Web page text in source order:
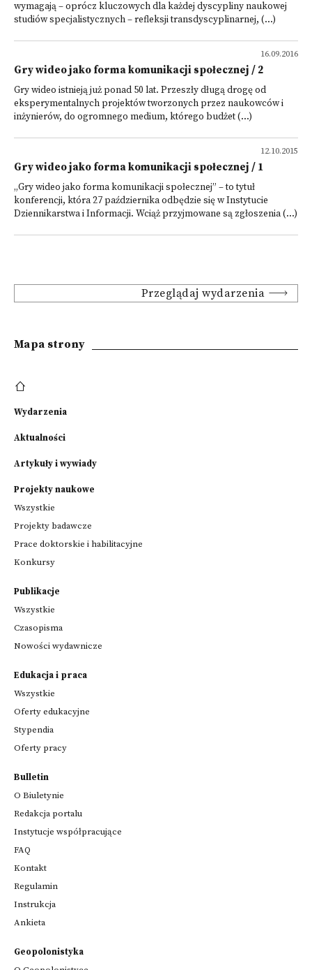
wymagają – oprócz kluczowych dla każdej dyscypliny naukowej
studiów specjalistycznych – refleksji transdyscyplinarnej, (...)
16.09.2016
Gry wideo jako forma komunikacji społecznej / 2
Gry wideo istnieją już ponad 50 lat. Przeszły długą drogę od
eksperymentalnych projektów tworzonych przez naukowców i
inżynierów, do ogromnego medium, którego budżet (...)
12.10.2015
Gry wideo jako forma komunikacji społecznej / 1
„Gry wideo jako forma komunikacji społecznej” – to tytuł
konferencji, która 27 października odbędzie się w Instytucie
Dziennikarstwa i Informacji. Wciąż przyjmowane są zgłoszenia (...)
Przeglądaj wydarzenia
Mapa strony
Wydarzenia
Aktualności
Artykuły i wywiady
Projekty naukowe
Wszystkie
Projekty badawcze
Prace doktorskie i habilitacyjne
Konkursy
Publikacje
Wszystkie
Czasopisma
Nowości wydawnicze
Edukacja i praca
Wszystkie
Oferty edukacyjne
Stypendia
Oferty pracy
Bulletin
O Biuletynie
Redakcja portalu
Instytucje współpracujące
FAQ
Kontakt
Regulamin
Instrukcja
Ankieta
Geopolonistyka